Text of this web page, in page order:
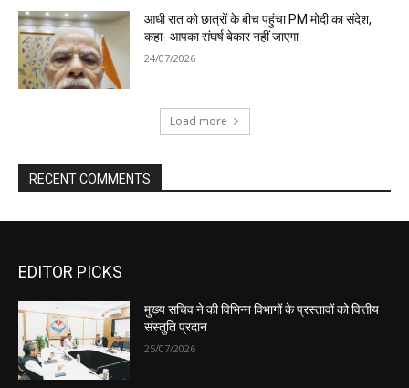
EDITOR PICKS
मुख्य सचिव ने की विभिन्न विभागों के प्रस्तावों को वित्तीय
संस्तुति प्रदान
25/07/2026